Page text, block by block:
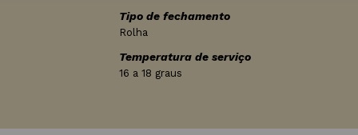
Tipo de fechamento
Rolha
Temperatura de serviço
16 a 18 graus